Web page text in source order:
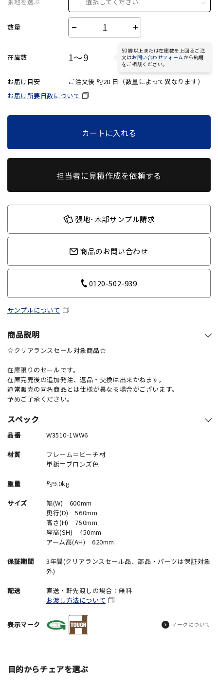
数量 － ＋
在庫数 1～9
50脚以上または在庫数を上回るご注
文はお問い合わせフォームから納期
をご相談ください。
お届け目安 ご注文後 約28 日（数量によって異なります）
お届け所要日数について
カートに入れる
担当者に見積作成を依頼する
張地･木部サンプル請求
商品のお問い合わせ
0120-502-939
サンプルについて
商品説明
☆クリアランスセール対象商品☆
在庫限りのセールです。
在庫完売後の追加発注、返品・交換は出来かねます。
通常販売の同名商品とは仕様が異なる場合がございます。
予めご了承ください。
スペック
品番 W3510-1WW6
材質
フレーム＝ビーチ材
単鋲＝ブロンズ色
重量 約9.0kg
サイズ
幅(W) 600mm
奥行(D) 560mm
高さ(H) 750mm
座高(SH) 450mm
アーム高(AH) 620mm
保証期間
3年間(クリアランスセール品、部品・パーツは保証対象
外)
配送
直送・軒先渡しの場合：無料
お渡し方法について
表示マーク マークについて
目的からチェアを選ぶ